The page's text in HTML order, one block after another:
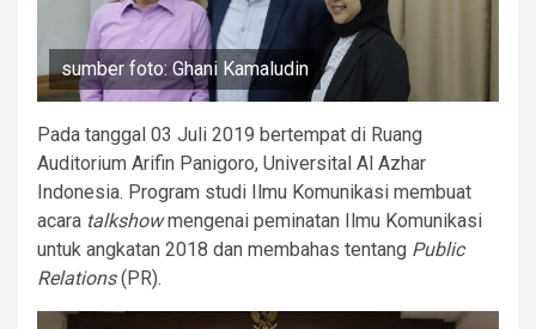
sumber foto: Ghani Kamaludin
Pada tanggal 03 Juli 2019 bertempat di Ruang
Auditorium Arifin Panigoro, Universital Al Azhar
Indonesia. Program studi Ilmu Komunikasi membuat
acara talkshowmengenai peminatan Ilmu Komunikasi
untuk angkatan 2018 dan membahas tentang Public
Relations(PR).